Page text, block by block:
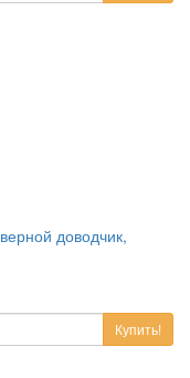
доводчик,
Купить!